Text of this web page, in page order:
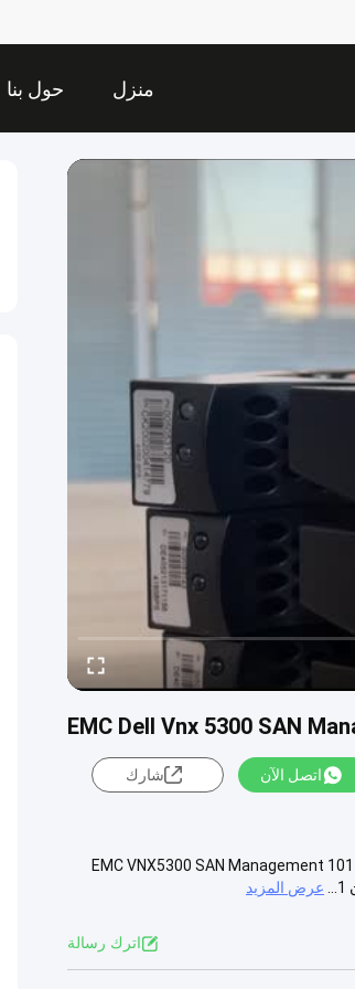
منزل حول بنا
اتصل الآن شارك
303-129-101 EMC VNX5300 SAN Management Module Assembly 303-129-101B اسم 303-129-101 EMC VNX5300 SAN Management
عرض المزيد
اترك رسالة